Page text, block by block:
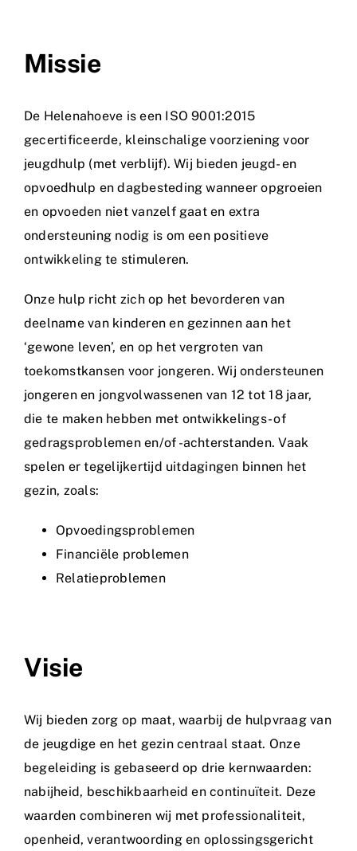
Missie
De Helenahoeve is een ISO 9001:2015
gecertificeerde, kleinschalige voorziening voor
jeugdhulp (met verblijf). Wij bieden jeugd- en
opvoedhulp en dagbesteding wanneer opgroeien
en opvoeden niet vanzelf gaat en extra
ondersteuning nodig is om een positieve
ontwikkeling te stimuleren.
Onze hulp richt zich op het bevorderen van
deelname van kinderen en gezinnen aan het
‘gewone leven’, en op het vergroten van
toekomstkansen voor jongeren. Wij ondersteunen
jongeren en jongvolwassenen van 12 tot 18 jaar,
die te maken hebben met ontwikkelings- of
gedragsproblemen en/of -achterstanden. Vaak
spelen er tegelijkertijd uitdagingen binnen het
gezin, zoals:
Opvoedingsproblemen
Financiële problemen
Relatieproblemen
Visie
Wij bieden zorg op maat, waarbij de hulpvraag van
de jeugdige en het gezin centraal staat. Onze
begeleiding is gebaseerd op drie kernwaarden:
nabijheid, beschikbaarheid en continuïteit. Deze
waarden combineren wij met professionaliteit,
openheid, verantwoording en oplossingsgericht